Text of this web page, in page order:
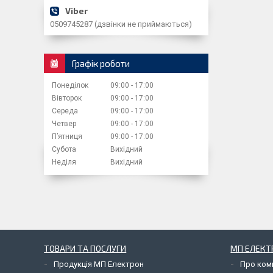
0509745287 (дзвінки не приймаються)
Графік роботи
Понеділок 09:00
17:00
Вівторок
09:00
17:00
Середа
09:00
17:00
Четвер
09:00
17:00
Пʼятниця
09:00
17:00
Субота
Вихідний
Неділя
Вихідний
ТОВАРИ ТА ПОСЛУГИ
Продукція МП Електрон
МП
Про